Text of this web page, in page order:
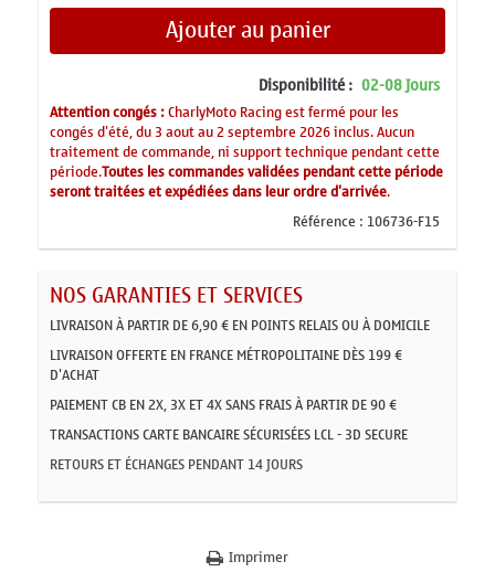
Ajouter au panier
Disponibilité : 02-08 Jours
Attention congés :CharlyMoto Racing est fermé pour les
congés d'été, du 3 aout au 2 septembre 2026 inclus. Aucun
traitement de commande, ni support technique pendant cette
période.Toutes les commandes validées pendant cette période
seront traitées et expédiées dans leur ordre d'arrivée.
Référence : 106736-F15
NOS GARANTIES ET SERVICES
LIVRAISON À PARTIR DE 6,90 € EN POINTS RELAIS OU À DOMICILE
LIVRAISON OFFERTE EN FRANCE MÉTROPOLITAINE DÈS 199 €
D'ACHAT
PAIEMENT CB EN 2X, 3X ET 4X SANS FRAIS À PARTIR DE 90 €
TRANSACTIONS CARTE BANCAIRE SÉCURISÉES LCL - 3D SECURE
RETOURS ET ÉCHANGES PENDANT 14 JOURS
Imprimer